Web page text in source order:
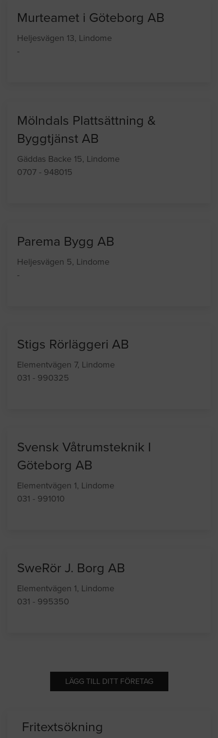
Murteamet i Göteborg AB
Heljesvägen 13, Lindome
-
Mölndals Plattsättning &
Byggtjänst AB
Gäddas Backe 15, Lindome
0707 - 948015
Parema Bygg AB
Heljesvägen 5, Lindome
-
Stigs Rörläggeri AB
Elementvägen 7, Lindome
031 - 990325
Svensk Våtrumsteknik I
Göteborg AB
Elementvägen 1, Lindome
031 - 991010
SweRör J. Borg AB
Elementvägen 1, Lindome
031 - 995350
LÄGG TILL DITT FÖRETAG
Fritextsökning